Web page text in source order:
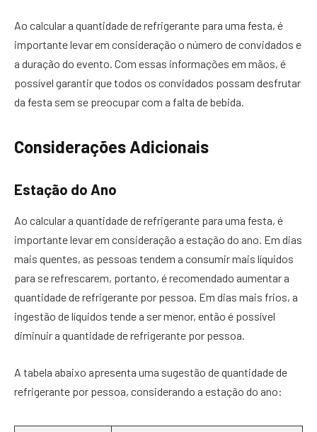
Ao calcular a quantidade de refrigerante para uma festa, é
importante levar em consideração o número de convidados e
a duração do evento. Com essas informações em mãos, é
possível garantir que todos os convidados possam desfrutar
da festa sem se preocupar com a falta de bebida.
Considerações Adicionais
Estação do Ano
Ao calcular a quantidade de refrigerante para uma festa, é
importante levar em consideração a estação do ano. Em dias
mais quentes, as pessoas tendem a consumir mais líquidos
para se refrescarem, portanto, é recomendado aumentar a
quantidade de refrigerante por pessoa. Em dias mais frios, a
ingestão de líquidos tende a ser menor, então é possível
diminuir a quantidade de refrigerante por pessoa.
A tabela abaixo apresenta uma sugestão de quantidade de
refrigerante por pessoa, considerando a estação do ano: